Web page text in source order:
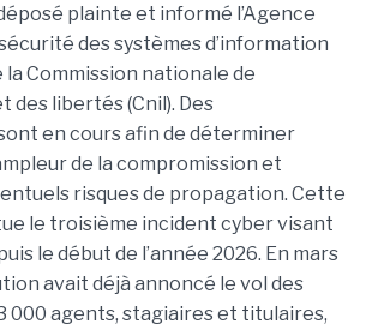
plainte et informé l’Agence
des systèmes d’information
la Commission nationale de
des libertés (Cnil). Des
en cours afin de déterminer
de la compromission et
risques de propagation. Cette
le troisième incident cyber visant
le début de l’année 2026. En mars
avait déjà annoncé le vol des
000 agents, stagiaires et titulaires,